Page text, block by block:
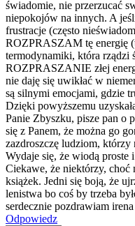
świadomie, nie przerzucać
niepokojów na innych. A
frustracje (często
ROZPRASZAM tę energię
termodynamiki, która rządzi
ROZPRASZANIE złej
nie daję się uwikłać w
są silnymi emocjami, gdzie
Dzięki powyższemu
Panie Zbyszku, pisze pan o
się z Panem, że można go
zazdroszczę ludziom, którzy
Wydaje się, że wiodą proste
Ciekawe, że niektórzy, choć
książek. Jedni się boją, że
lenistwa bo coś by trzeba
serdecznie pozdrawiam irena
Odpowiedz